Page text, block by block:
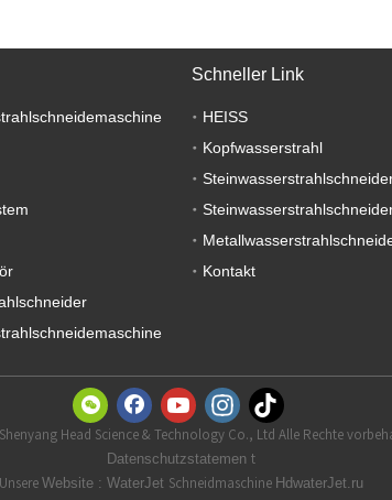
Schneller Link
HEISS
Kopfwasserstrahl
Kontakt
Head Science & Technology Co., Ltd Alle Rechte
Datenschutzstatemen t
Unsere Website : WaterJet Schneidmaschine HdwaterJet.ru